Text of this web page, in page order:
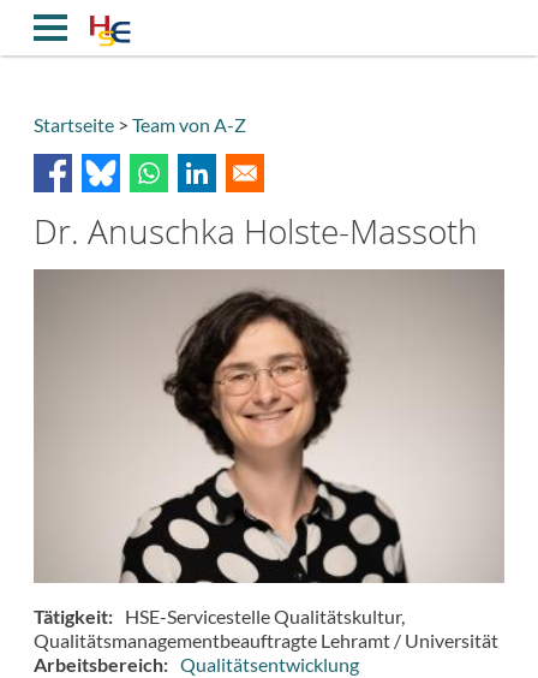
Inhalt
Breadcrumb
Startseite Team von A-Z
Dr. Anuschka Holste-Massoth
Tätigkeit
HSE-Servicestelle Qualitätskultur
Qualitätsmanagementbeauftragte Lehramt / Universität
Arbeitsbereich
Qualitätsentwicklung